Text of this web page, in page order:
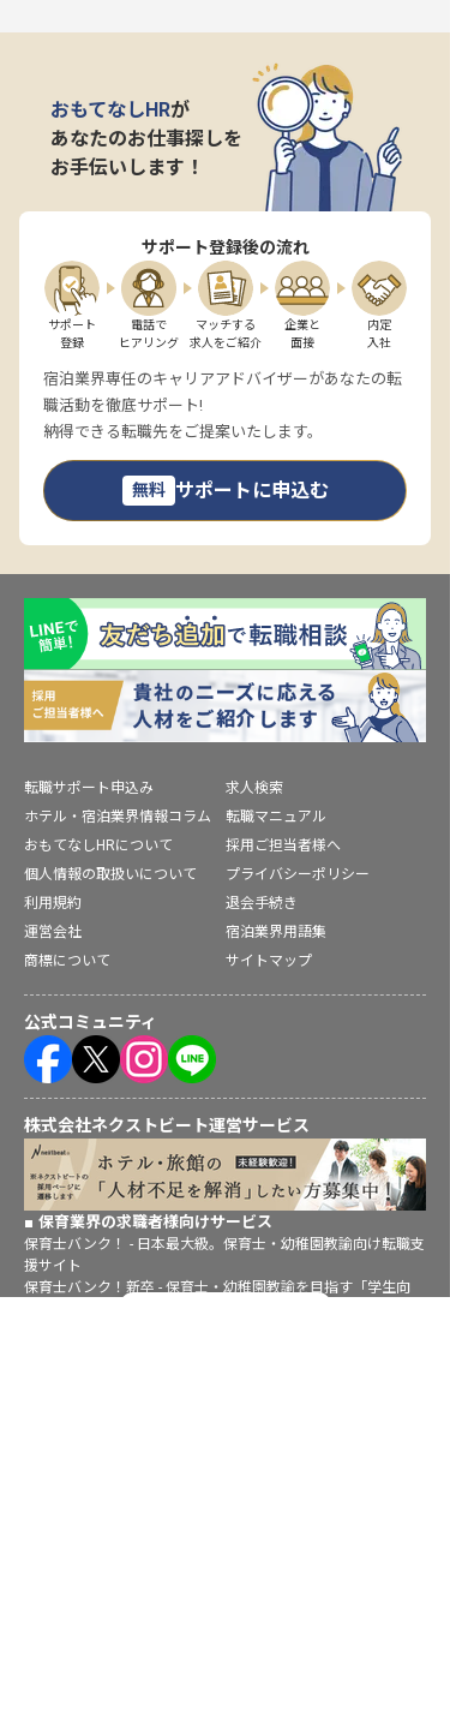
おもてなしHRが
あなたのお仕事探しを
お手伝いします！
サポート登録後の流れ
サポート
登録
電話で
ヒアリング
マッチする
求人をご紹介
企業と
面接
内定
入社
宿泊業界専任のキャリアアドバイザーがあなたの転
職活動を徹底サポート!
納得できる転職先をご提案いたします。
無料 サポートに申込む
転職サポート申込み
求人検索
ホテル・宿泊業界情報コラム
転職マニュアル
おもてなしHRについて
採用ご担当者様へ
個人情報の取扱いについて
プライバシーポリシー
利用規約
退会手続き
運営会社
宿泊業界用語集
商標について
サイトマップ
公式コミュニティ
株式会社ネクストビート運営サービス
保育業界の求職者様向けサービス
保育士バンク！ - 日本最大級。保育士・幼稚園教諭向け転職支
援サイト
保育士バンク！新卒 - 保育士・幼稚園教諭を目指す「学生向